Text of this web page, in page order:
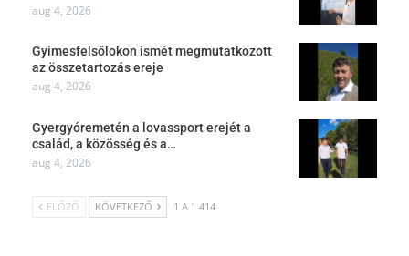
aug 4, 2026
Gyimesfelsőlokon ismét megmutatkozott
az összetartozás ereje
aug 4, 2026
Gyergyóremetén a lovassport erejét a
család, a közösség és a…
aug 4, 2026
ELŐZŐ KÖVETKEZŐ 1 A 1 414